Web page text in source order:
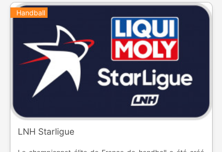
1972, il se nomma "Division 1", jusqu'en 2002.
Handball
LNH Starligue